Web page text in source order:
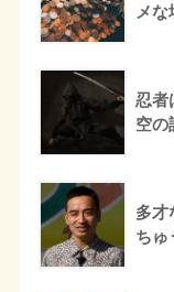
メ
忍者
空の
多才
ちゅ